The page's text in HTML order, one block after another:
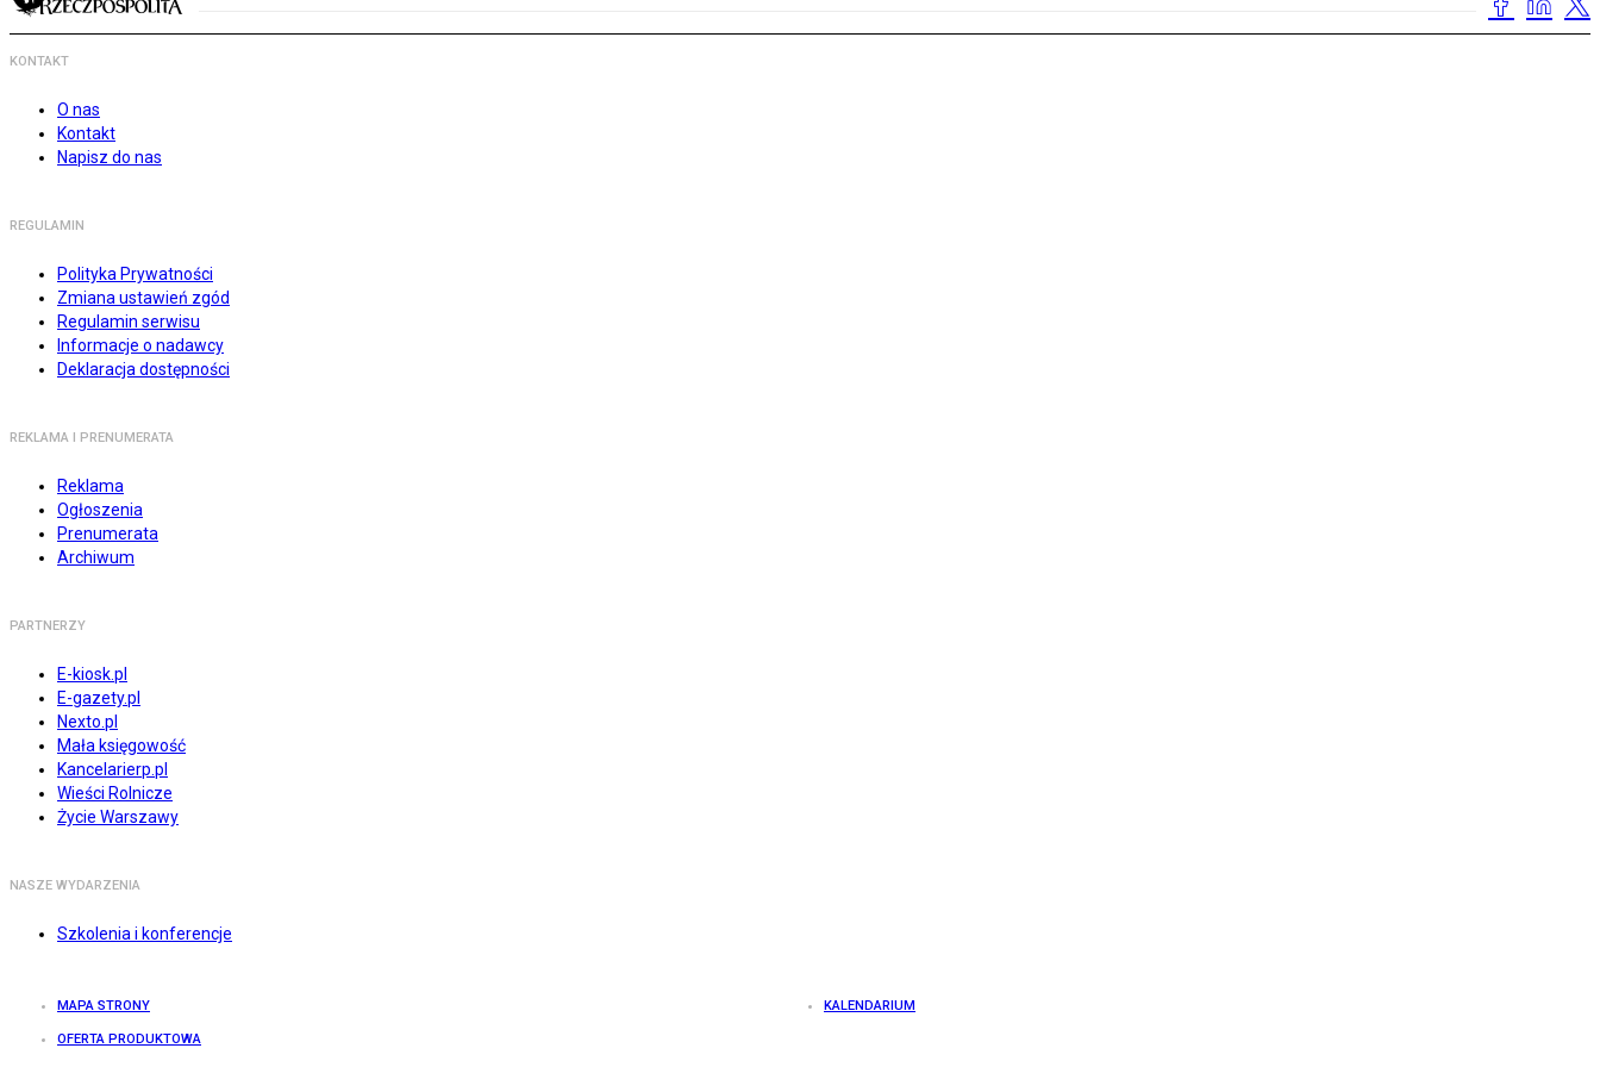
KONTAKT
O nas
Kontakt
Napisz do nas
REGULAMIN
Polityka Prywatności
Zmiana ustawień zgód
Regulamin serwisu
Informacje o nadawcy
Deklaracja dostępności
REKLAMA I PRENUMERATA
Reklama
Ogłoszenia
Prenumerata
Archiwum
PARTNERZY
E-kiosk.pl
E-gazety.pl
Nexto.pl
Mała księgowość
Kancelarierp.pl
Wieści Rolnicze
Życie Warszawy
NASZE WYDARZENIA
Szkolenia i konferencje
MAPA STRONY KALENDARIUM
OFERTA PRODUKTOWA